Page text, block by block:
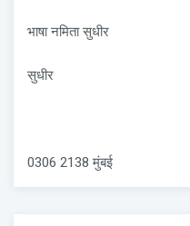
भाषा नमिता सुधीर
सुधीर
0306 2138 मुंबई